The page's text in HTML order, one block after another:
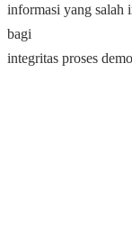
informasi yang salah
bagi
integritas proses